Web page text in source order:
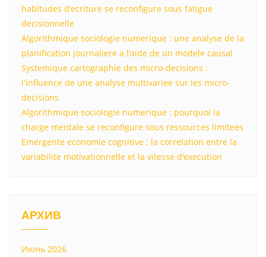
habitudes d'ecriture se reconfigure sous fatigue
decisionnelle
Algorithmique sociologie numerique : une analyse de la
planification journaliere a l'aide de un modele causal
Systemique cartographie des micro-decisions :
l'influence de une analyse multivariee sur les micro-
decisions
Algorithmique sociologie numerique : pourquoi la
charge mentale se reconfigure sous ressources limitees
Emergente economie cognitive : la correlation entre la
variabilite motivationnelle et la vitesse d'execution
АРХИВ
Июнь 2026